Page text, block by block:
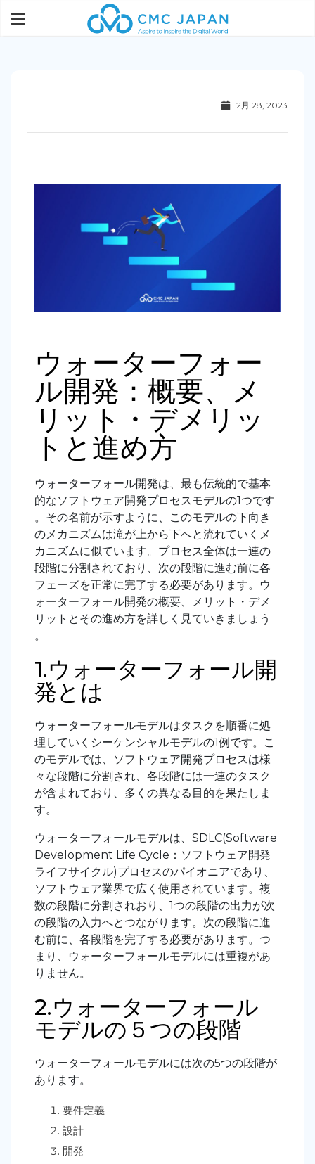
2月 28, 2023
ウォーターフォー
ル開発：概要、メ
リット・デメリッ
トと進め方
ウォーターフォール開発は、最も伝統的で基本
的なソフトウェア開発プロセスモデルの1つです
。その名前が示すように、このモデルの下向き
のメカニズムは滝が上から下へと流れていくメ
カニズムに似ています。プロセス全体は一連の
段階に分割されており、次の段階に進む前に各
フェーズを正常に完了する必要があります。ウ
ォーターフォール開発の概要、メリット・デメ
リットとその進め方を詳しく見ていきましょう
。
1.ウォーターフォール開
発とは
ウォーターフォールモデルはタスクを順番に処
理していくシーケンシャルモデルの1例です。こ
のモデルでは、ソフトウェア開発プロセスは様
々な段階に分割され、各段階には一連のタスク
が含まれており、多くの異なる目的を果たしま
す。
ウォーターフォールモデルは、SDLC(Software
Development Life Cycle：ソフトウェア開発
ライフサイクル)プロセスのパイオニアであり、
ソフトウェア業界で広く使用されています。複
数の段階に分割されおり、1つの段階の出力が次
の段階の入力へとつながります。次の段階に進
む前に、各段階を完了する必要があります。つ
まり 、ウォーターフォールモデルには重複があ
りません。
2.ウォーターフォール
モデルの５つの段階
ウォーターフォールモデルには次の5つの段階が
あります。
要件定義
設計
開発